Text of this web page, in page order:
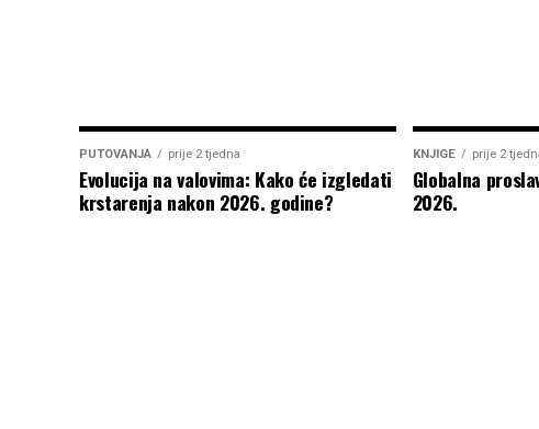
PUTOVANJA prije 2 tjedna
Evolucija na valovima: Kako će izgledati
krstarenja nakon 2026. godine?
KNJIGE prije 2
Globalna
2026.